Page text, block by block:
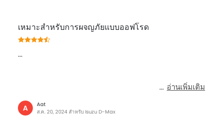
เหมาะสำหรับการผจญภัยแบบออฟโรด
...
อ่านเพิ่มเติม
A
Aat
ส.ค. 20, 2024 สำหรับ Isuzu D-Max